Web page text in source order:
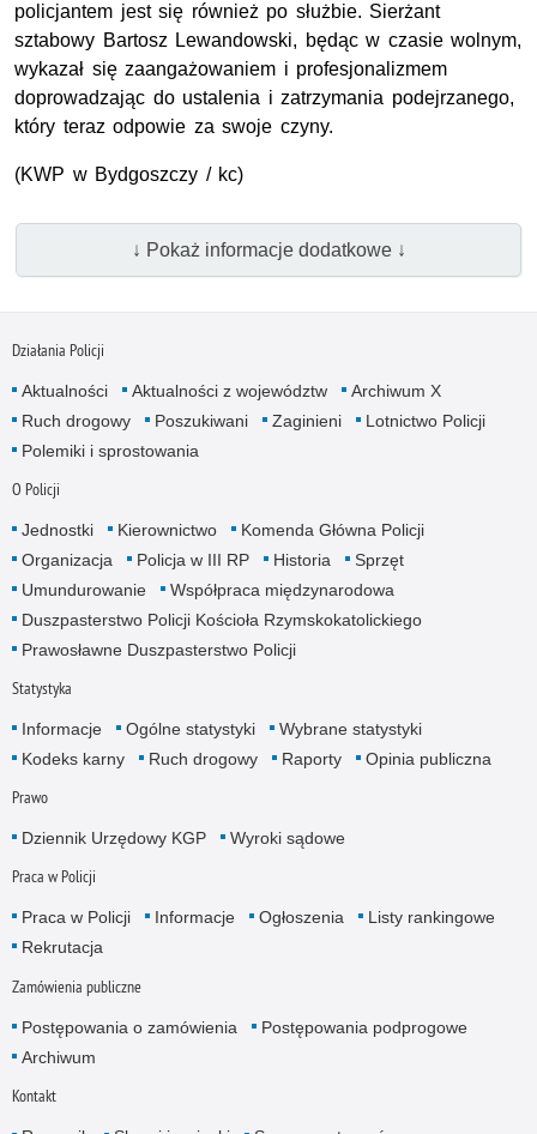
policjantem jest się również po służbie. Sierżant
sztabowy Bartosz Lewandowski, będąc w czasie wolnym,
wykazał się zaangażowaniem i profesjonalizmem
doprowadzając do ustalenia i zatrzymania podejrzanego,
który teraz odpowie za swoje czyny.
(KWP w Bydgoszczy / kc)
↓ Pokaż informacje dodatkowe ↓
Działania Policji
Aktualności Aktualności z województw
Archiwum X
Ruch drogowy
Poszukiwani Zaginieni
Lotnictwo Policji
Polemiki i sprostowania
O Policji
Jednostki Kierownictwo
Komenda Główna Policji
Organizacja
Policja w III RP Historia
Sprzęt
Umundurowanie
Współpraca międzynarodowa
Duszpasterstwo Policji Kościoła Rzymskokatolickiego
Prawosławne Duszpasterstwo Policji
Statystyka
Informacje Ogólne statystyki
Wybrane statystyki
Kodeks karny
Ruch drogowy Raporty Opinia publiczna
Prawo
Dziennik Urzędowy KGP Wyroki sądowe
Praca w Policji
Praca w Policji Informacje Ogłoszenia
Listy rankingowe
Rekrutacja
Zamówienia publiczne
Postępowania o zamówienia
Postępowania podprogowe
Archiwum
Kontakt